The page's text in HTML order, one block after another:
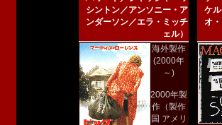
シントン／アンソニー・ア
ンダーソン／エラ・ミッチ
ェル）
海外製作
(2000年
～)
2000年製
作（製作
国 アメリ
ケ
オ